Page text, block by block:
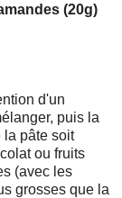
(20g)
d'un
puis la
la pâte soit
ou fruits
(avec les
grosses que la